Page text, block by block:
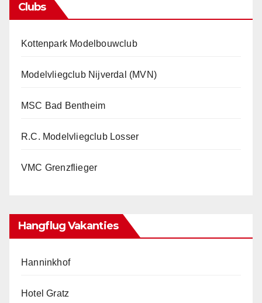
Clubs
Kottenpark Modelbouwclub
Modelvliegclub Nijverdal (MVN)
MSC Bad Bentheim
R.C. Modelvliegclub Losser
VMC Grenzflieger
Hangflug Vakanties
Hanninkhof
Hotel Gratz